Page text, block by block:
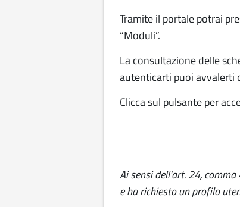
Tramite il portale potrai
“Moduli”.
La consultazione delle
autenticarti puoi avvalerti
Clicca sul pulsante per
Ai sensi dell'art. 24,
e ha richiesto un profilo